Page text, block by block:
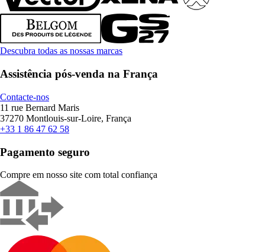
Descubra todas as nossas marcas
Assistência pós-venda na França
Contacte-nos
11 rue Bernard Maris
37270 Montlouis-sur-Loire, França
+33 1 86 47 62 58
Pagamento seguro
Compre em nosso site com total confiança